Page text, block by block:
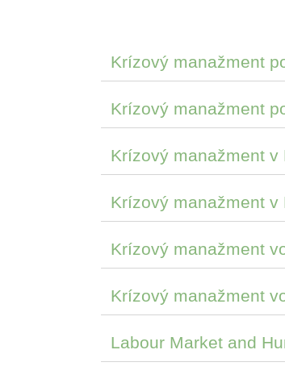
Krízový manažment
Krízový manažment
Krízový manažment v
Krízový manažment v
Krízový manažment
Krízový manažment
Labour Market and